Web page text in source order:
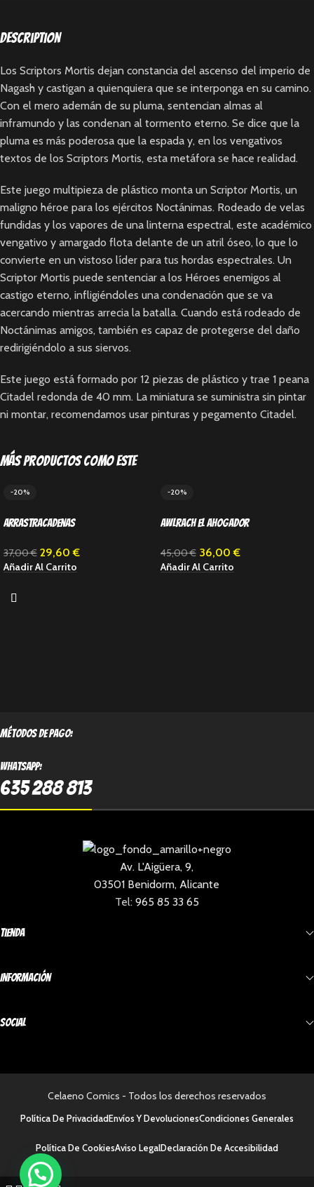
Description
Los Scriptors Mortis dejan constancia del ascenso del imperio de
Nagash y castigan a quienquiera que se interponga en su camino.
Con el mero ademán de su pluma, sentencian almas al
inframundo y las condenan al tormento eterno. Se dice que la
pluma es más poderosa que la espada y, en los vengativos
textos de los Scriptors Mortis, esta metáfora se hace realidad.
Este juego multipieza de plástico monta un Scriptor Mortis, un
maligno héroe para los ejércitos Noctánimas. Rodeado de velas
fundidas y los vapores de una linterna espectral, este académico
vengativo y amargado flota delante de un atril óseo, lo que lo
convierte en un vistoso líder para tus hordas espectrales. Un
Scriptor Mortis puede sentenciar a los Héroes enemigos al
castigo eterno, infligiéndoles una condenación que se va
acercando mientras arrecia la batalla. Cuando está rodeado de
Noctánimas amigos, también es capaz de protegerse del daño
redirigiéndolo a sus siervos.
Este juego está formado por 12 piezas de plástico y trae 1 peana
Citadel redonda de 40 mm. La miniatura se suministra sin pintar
ni montar, recomendamos usar pinturas y pegamento Citadel.
Más productos como este
-20%
Arrastracadenas
37,00€ 29,60€
Añadir Al Carrito
-20%
Awlrach el Ahogador
45,00€ 36,00€
Añadir Al Carrito
métodos de pago:
Whatsapp:
635 288 813
Av. L'Aigüera, 9,
03501 Benidorm, Alicante
Tel: 965 85 33 65
Tienda
Información
Social
Celaeno Comics - Todos los derechos reservados
Política De PrivacidadEnvíos Y DevolucionesCondiciones Generales
Política De CookiesAviso LegalDeclaración De Accesibilidad